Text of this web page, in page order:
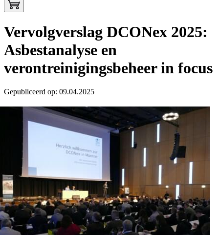
Vervolgverslag DCONex 2025:
Asbestanalyse en
verontreinigingsbeheer in focus
Gepubliceerd op: 09.04.2025